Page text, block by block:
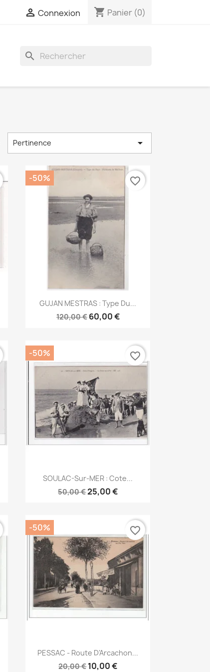
 Connexion shopping_cart Panier (0)
search
Pertinence 
Aperçu rapide
GUJAN MESTRAS : Type Du...
120,00 € 60,00 €
-50% favorite_border
Aperçu rapide
SOULAC-Sur-MER : Cote...
50,00 €25,00 €
-50% favorite_border
 Aperçu rapide
PESSAC - Route D'Arcachon...
20,00 €10,00 €
-50% favorite_border